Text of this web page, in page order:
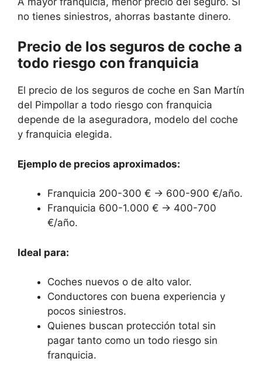
no tienes siniestros, ahorras bastante dinero.
Precio de los seguros de coche a
todo riesgo con franquicia
El precio de los seguros de coche en San Martín
del Pimpollar a todo riesgo con franquicia
depende de la aseguradora, modelo del coche
y franquicia elegida.
Ejemplo de precios aproximados:
Franquicia 200-300 € → 600-900 €/año.
Franquicia 600-1.000 € → 400-700
€/año.
Ideal para:
Coches nuevos o de alto valor.
Conductores con buena experiencia y
pocos siniestros.
Quienes buscan protección total sin
pagar tanto como un todo riesgo sin
franquicia.